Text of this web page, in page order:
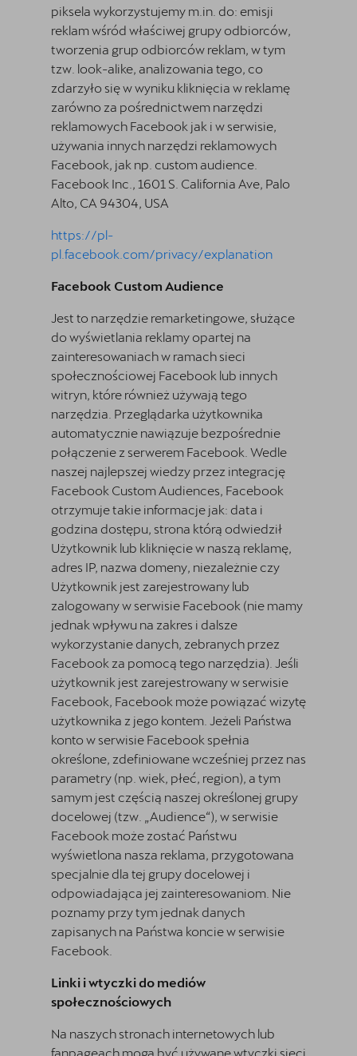
piksela wykorzystujemy m.in. do: emisji
reklam wśród właściwej grupy odbiorców,
tworzenia grup odbiorców reklam, w tym
tzw. look-alike, analizowania tego, co
zdarzyło się w wyniku kliknięcia w reklamę
zarówno za pośrednictwem narzędzi
reklamowych Facebook jak i w serwisie,
używania innych narzędzi reklamowych
Facebook, jak np. custom audience.
Facebook Inc., 1601 S. California Ave, Palo
Alto, CA 94304, USA
https://pl-
pl.facebook.com/privacy/explanation
Facebook Custom Audience
Jest to narzędzie remarketingowe, służące
do wyświetlania reklamy opartej na
zainteresowaniach w ramach sieci
społecznościowej Facebook lub innych
witryn, które również używają tego
narzędzia. Przeglądarka użytkownika
automatycznie nawiązuje bezpośrednie
połączenie z serwerem Facebook. Wedle
naszej najlepszej wiedzy przez integrację
Facebook Custom Audiences, Facebook
otrzymuje takie informacje jak: data i
godzina dostępu, strona którą odwiedził
Użytkownik lub kliknięcie w naszą reklamę,
adres IP, nazwa domeny, niezależnie czy
Użytkownik jest zarejestrowany lub
zalogowany w serwisie Facebook (nie mamy
jednak wpływu na zakres i dalsze
wykorzystanie danych, zebranych przez
Facebook za pomocą tego narzędzia). Jeśli
użytkownik jest zarejestrowany w serwisie
Facebook, Facebook może powiązać wizytę
użytkownika z jego kontem. Jeżeli Państwa
konto w serwisie Facebook spełnia
określone, zdefiniowane wcześniej przez nas
parametry (np. wiek, płeć, region), a tym
samym jest częścią naszej określonej grupy
docelowej (tzw. „Audience“), w serwisie
Facebook może zostać Państwu
wyświetlona nasza reklama, przygotowana
specjalnie dla tej grupy docelowej i
odpowiadająca jej zainteresowaniom. Nie
poznamy przy tym jednak danych
zapisanych na Państwa koncie w serwisie
Facebook.
Linki i wtyczki do mediów
społecznościowych
Na naszych stronach internetowych lub
fanpageach mogą być używane wtyczki sieci